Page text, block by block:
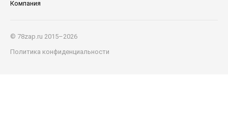
Компания
© 78zap.ru 2015–2026
Политика конфиденциальности